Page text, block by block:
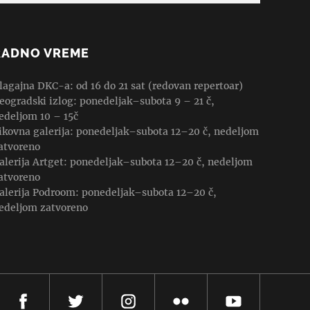
VREME
DKC-a: od 16 do 21 sat (redovan repertoar)
izlog: ponedeljak–subota 9 – 21 č,
10 – 15č
galerija: ponedeljak–subota 12–20 č, nedeljom
Artget: ponedeljak–subota 12–20 č, nedeljom
Podroom: ponedeljak–subota 12–20 č,
zatvoreno